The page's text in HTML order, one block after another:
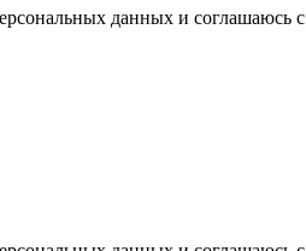
данных и соглашаюсь c